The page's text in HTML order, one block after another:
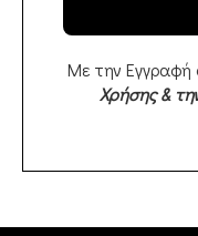
Με την Εγγραφή
Χρήσης &